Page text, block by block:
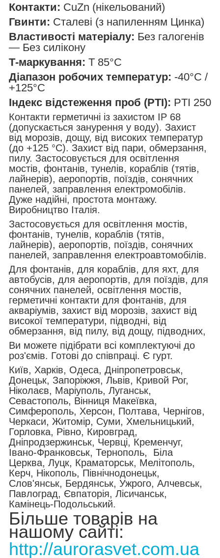
Контакти: CuZn (нікельований)
Гвинти: Сталеві (з напиленням Цинка)
Властивості матеріалу: Без галогенів
— Без силікону
Т-маркування: T 85°C
Діапазон робочих температур: -40°C /
+125°C
Індекс відстеження проб (PTI): PTI 250
Контакти герметичні із захистом IP 68
(допускається занурення у воду). Захист
від морозів, дощу, від високих температур
(до +125 °C). Захист від пари, обмерзання,
пилу. Застосовується для освітлення
мостів, фонтанів, тунелів, кораблів (тятів,
лайнерів), аеропортів, поїздів, сонячних
панелей, заправлення електромобілів.
Дуже надійні, простота монтажу.
Виробництво Італія.
Застосовується для освітлення мостів,
фонтанів, тунелів, кораблів (тятів,
лайнерів), аеропортів, поїздів, сонячних
панелей, заправлення електроавтомобілів.
Для фонтанів, для кораблів, для яхт, для
автобусів, для аеропортів, для поїздів, для
сонячних панелей, освітлення мостів,
герметичні контакти для фонтанів, для
акваріумів, захист від морозів, захист від
високої температури, підводні, від
обмерзання, від пилу, від дощу, підводних,
Ви можете підібрати всі комплектуючі до
роз'ємів. Готові до співпраці. Є гурт.
Київ, Харків, Одеса, Дніпропетровськ,
Донецьк, Запоріжжя, Львів, Кривой Рог,
Ніколаєв, Маріуполь, Луганськ,
Севастополь, Вінниця Макеївка,
Симферополь, Херсон, Полтава, Чернігов,
Черкаси, Житомір, Суми, Хмельницький,
Горловка, Рівно, Кировград,
Дніпродзержинськ, Червці, Кременчуг,
Івано-Франковськ, Тернополь, Біла
Церква, Луцк, Краматорськ, Мелітополь,
Керч, Нікополь, Північнодонецьк,
Слов'янськ, Бердянськ, Ужрого, Алчевськ,
Павлоград, Євпаторія, Лісичанськ,
Камінець-Подольський.
Більше товарів на
нашому сайті:
http://aurorasvet.com.ua